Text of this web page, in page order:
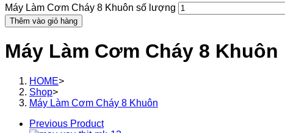
Máy Làm Cơm Cháy 8 Khuôn số lượng
Thêm vào giỏ hàng
Máy Làm Cơm Cháy 8 Khuôn
HOME>
Shop>
Máy Làm Cơm Cháy 8 Khuôn
Previous Product